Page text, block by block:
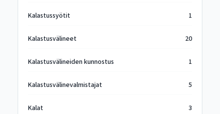
Kalastussyötit 1
Kalastusvälineet 20
Kalastusvälineiden kunnostus 1
Kalastusvälinevalmistajat 5
Kalat 3